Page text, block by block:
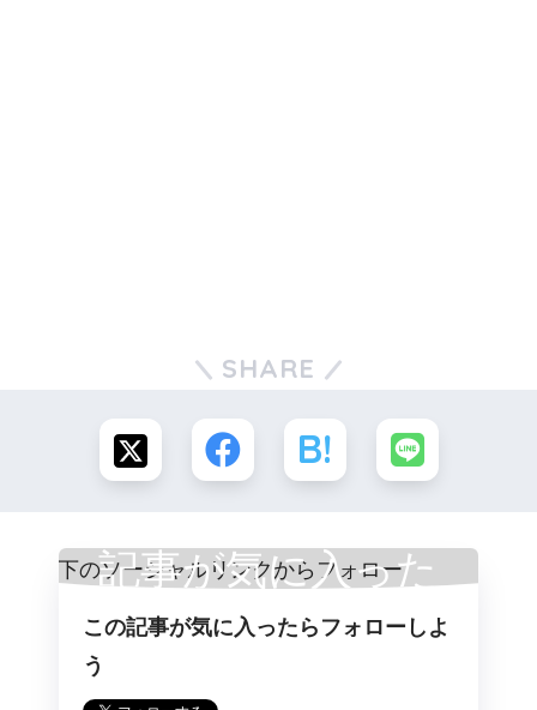
SHARE
記事が気に入った
らフォロー
この記事が気に入ったらフォローしよ
う